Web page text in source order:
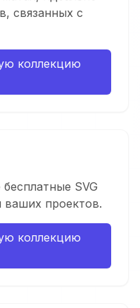
связанных с
коллекцию
SVG
ваших проектов.
коллекцию